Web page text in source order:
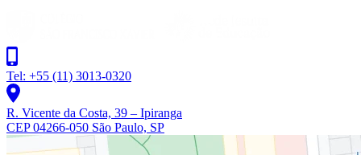
Tel: +55 (11) 3013-0320
R. Vicente da Costa, 39 – Ipiranga
CEP 04266-050 São Paulo, SP